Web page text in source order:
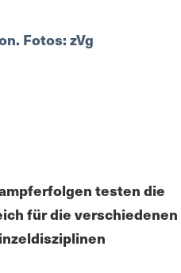
testen die
für die verschiedenen